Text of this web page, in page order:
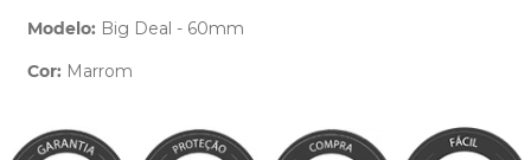
Modelo: Big Deal - 60mm
Cor: Marrom